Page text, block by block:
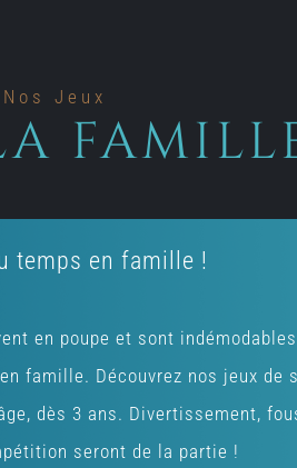
Nos Jeux
temps en famille !
en poupe et sont
famille. Découvrez nos jeux de
dès 3 ans. Divertissement,
seront de la partie !